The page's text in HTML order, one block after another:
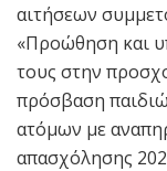
αιτήσεων
«Προώθηση και
τους στην
πρόσβαση
ατόμων με
απασχόλησης